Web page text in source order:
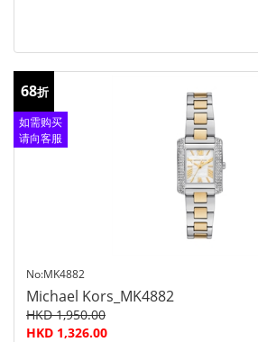
68折
如需购买
请向客服
No:MK4882
Michael Kors_MK4882
HKD 1,950.00
HKD 1,326.00